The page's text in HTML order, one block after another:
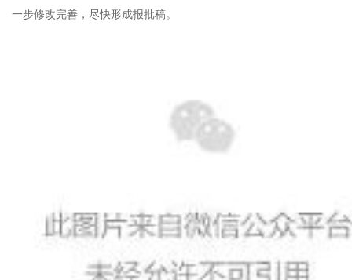
一步修改完善，尽快形成报批稿。